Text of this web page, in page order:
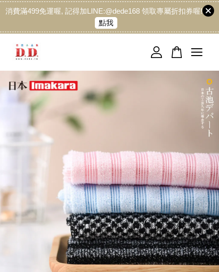
消費滿499免運喔, 記得加LINE:@dede168 領取專屬折扣券喔!
點我
您的購物車目前還是空的。